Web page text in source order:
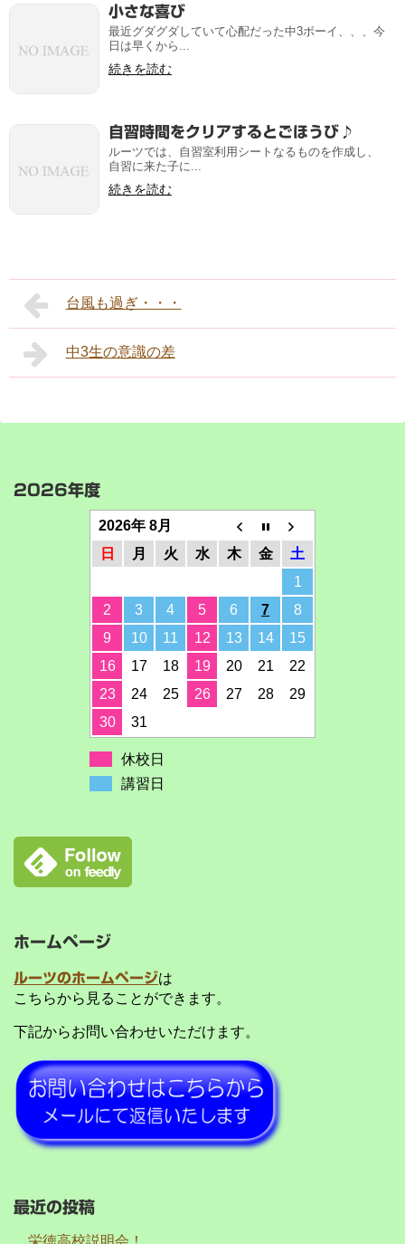
小さな喜び
最近グダグダしていて心配だった中3ボーイ、、、今
日は早くから...
続きを読む
自習時間をクリアするとごほうび♪
ルーツでは、自習室利用シートなるものを作成し、
自習に来た子に...
続きを読む
台風も過ぎ・・・
中3生の意識の差
2026年度
2026年 8月
日
月 火 水 木 金
土
1
2
3 4 5 6 7
8
9
10 11 12 13 14
15
16
17 18 19 20 21
22
23
24 25 26 27 28
29
30
31
休校日
講習日
ホームページ
ルーツのホームページは
こちらから見ることができます。
下記からお問い合わせいただけます。
最近の投稿
栄徳高校説明会！